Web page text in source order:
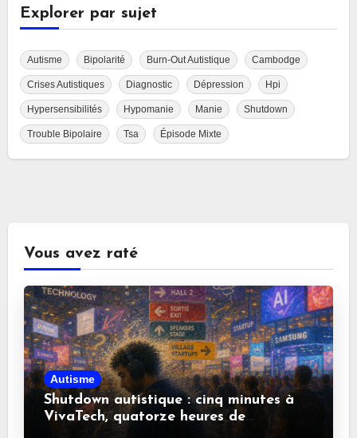
Explorer par sujet
Autisme Bipolarité Burn-Out Autistique Cambodge
Crises Autistiques Diagnostic Dépression Hpi
Hypersensibilités Hypomanie Manie Shutdown
Trouble Bipolaire Tsa Épisode Mixte
Vous avez raté
Autisme
Shutdown autistique : cinq minutes à
VivaTech, quatorze heures de
récupération